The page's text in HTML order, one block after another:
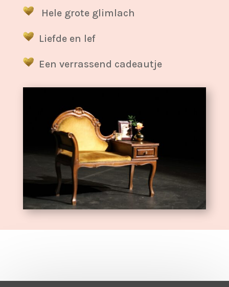
Hele grote glimlach
Liefde en lef
Een verrassend cadeautje